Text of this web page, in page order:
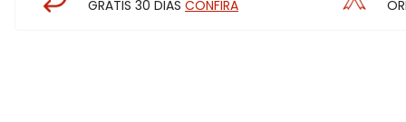
GRÁTIS 30 DIAS CONFIRA